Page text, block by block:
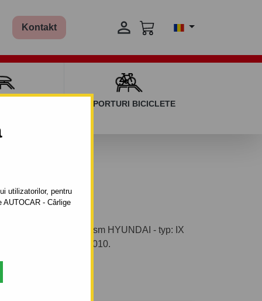
utilizatorilor, pentru
- Cârlige
Kontakt 
SUPORTURI BICICLETE
pentru autoturism HYUNDAI - typ: IX
autoturismului: din 2010.